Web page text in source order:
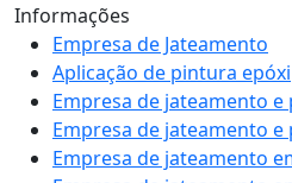
Informações
Empresa de Jateamento
Aplicação de pintura epóxi
Empresa de jateamento e
Empresa de jateamento
Empresa de jateamento